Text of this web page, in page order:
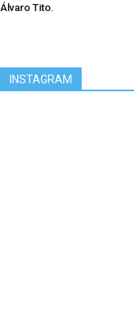
Álvaro Tito.
INSTAGRAM